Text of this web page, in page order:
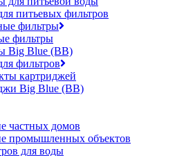
питьевых фильтров
фильтры
фильтры
Big Blue (BB)
фильтров
картриджей
Big Blue (BB)
частных домов
промышленных объектов
для воды